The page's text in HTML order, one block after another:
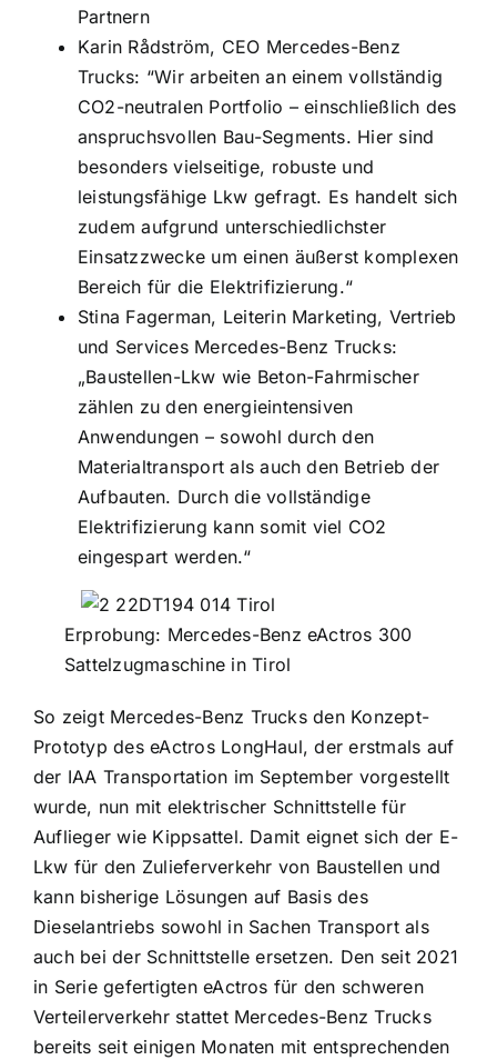
Partnern
Karin Rådström, CEO Mercedes-Benz
Trucks: “Wir arbeiten an einem vollständig
CO2-neutralen Portfolio – einschließlich des
anspruchsvollen Bau-Segments. Hier sind
besonders vielseitige, robuste und
leistungsfähige Lkw gefragt. Es handelt sich
zudem aufgrund unterschiedlichster
Einsatzzwecke um einen äußerst komplexen
Bereich für die Elektrifizierung.“
Stina Fagerman, Leiterin Marketing, Vertrieb
und Services Mercedes-Benz Trucks:
„Baustellen-Lkw wie Beton-Fahrmischer
zählen zu den energieintensiven
Anwendungen – sowohl durch den
Materialtransport als auch den Betrieb der
Aufbauten. Durch die vollständige
Elektrifizierung kann somit viel CO2
eingespart werden.“
Erprobung: Mercedes-Benz eActros 300
Sattelzugmaschine in Tirol
So zeigt Mercedes-Benz Trucks den Konzept-
Prototyp des eActros LongHaul, der erstmals auf
der IAA Transportation im September vorgestellt
wurde, nun mit elektrischer Schnittstelle für
Auflieger wie Kippsattel. Damit eignet sich der E-
Lkw für den Zulieferverkehr von Baustellen und
kann bisherige Lösungen auf Basis des
Dieselantriebs sowohl in Sachen Transport als
auch bei der Schnittstelle ersetzen. Den seit 2021
in Serie gefertigten eActros für den schweren
Verteilerverkehr stattet Mercedes-Benz Trucks
bereits seit einigen Monaten mit entsprechenden